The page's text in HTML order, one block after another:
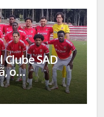
SAD
o
a contar
Beira